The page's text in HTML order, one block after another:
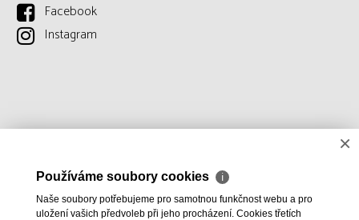
Facebook
Instagram
×
Používáme soubory cookies ℹ
Naše soubory potřebujeme pro samotnou funkčnost webu a pro
uložení vašich předvoleb při jeho procházení. Cookies třetích